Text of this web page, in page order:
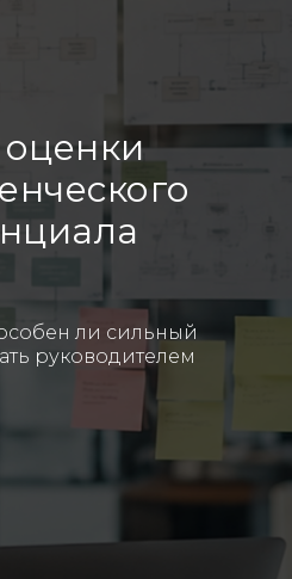
оценки
ли сильный
руководителем